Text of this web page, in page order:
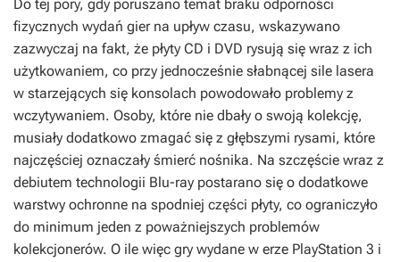
Do tej pory, gdy poruszano temat braku odporności
fizycznych wydań gier na upływ czasu, wskazywano
zazwyczaj na fakt, że płyty CD i DVD rysują się wraz z ich
użytkowaniem, co przy jednocześnie słabnącej sile lasera
w starzejących się konsolach powodowało problemy z
wczytywaniem. Osoby, które nie dbały o swoją kolekcję,
musiały dodatkowo zmagać się z głębszymi rysami, które
najczęściej oznaczały śmierć nośnika. Na szczęście wraz z
debiutem technologii Blu-ray postarano się o dodatkowe
warstwy ochronne na spodniej części płyty, co ograniczyło
do minimum jeden z poważniejszych problemów
kolekcjonerów. O ile więc gry wydane w erze PlayStation 3 i